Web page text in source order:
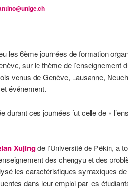
les 6ème journées de formation
sur le thème de l’enseignement
venus de Genève, Lausanne,
événement.
durant ces journées fut celle de «
Xujingde l’Université de Pékin, a
des chengyu et des
les caractéristiques syntaxiques
dans leur emploi par les